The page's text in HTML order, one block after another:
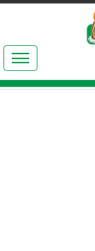
இலக்கியங்கள்
தமிழ் உலகம்